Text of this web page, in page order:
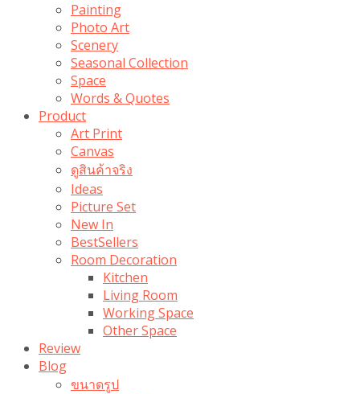
Painting
Photo Art
Scenery
Seasonal Collection
Space
Words & Quotes
Product
Art Print
Canvas
ดูสินค้าจริง
Ideas
Picture Set
New In
BestSellers
Room Decoration
Kitchen
Living Room
Working Space
Other Space
Review
Blog
ขนาดรูป